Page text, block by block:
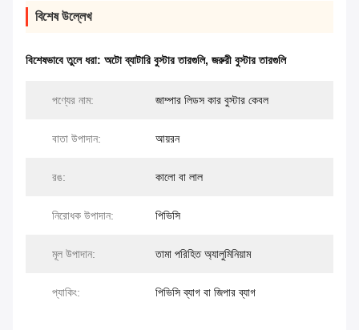
বিশেষ উল্লেখ
বিশেষভাবে তুলে ধরা: অটো ব্যাটারি বুস্টার তারগুলি, জরুরী বুস্টার তারগুলি
পণ্যের নাম: জাম্পার লিডস কার বুস্টার কেবল
বাতা উপাদান: আয়রন
রঙ: কালো বা লাল
নিরোধক উপাদান: পিভিসি
মূল উপাদান: তামা পরিহিত অ্যালুমিনিয়াম
প্যাকিং: পিভিসি ব্যাগ বা জিপার ব্যাগ